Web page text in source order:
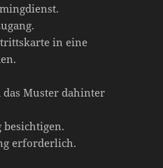
in eine
Muster dahinter
erforderlich.